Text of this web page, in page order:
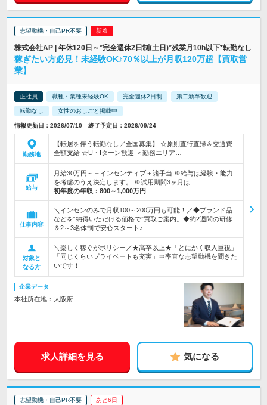
志望動機・自己PR不要
株式会社AP | 年休120日～*完全週休2日制(土日)*残業月10h以下*転勤なし
稼ぎたい方必見！未経験OK♪70％以上が月収120万超【買取営
業】
正社員 職種・業種未経験OK 完全週休2日制 第二新卒歓迎
転勤なし 女性のおしごと掲載中
情報更新日：2026/07/10 終了予定日：2026/09/24
勤務地
【転居を伴う転勤なし／全国募集】 ☆原則直行直帰＆交通費
全額支給 ☆U・Iターン歓迎 ＜勤務エリア…
給与
月給30万円～＋インセンティブ＋諸手当 ※給与は経験・能力
を考慮のうえ決定します。 ※試用期間3ヶ月は…
初年度の年収： 800～1,000万円
仕事内容
＼インセンのみで月収100～200万円も可能！／◆ブランド品
などを“納得いただける価格で”買取ご案内。◆約2週間の研修
＆2～3名体制で安心スタート♪
対象と
なる方
＼楽しく稼ぐがポリシー／★高卒以上★「とにかく収入重視」
「同じくらいプライベートも充実」⇒率直な志望動機を聞きた
いです！
企業データ
本社所在地：大阪府
求人詳細を見る 気になる
志望動機・自己PR不要 あと6日